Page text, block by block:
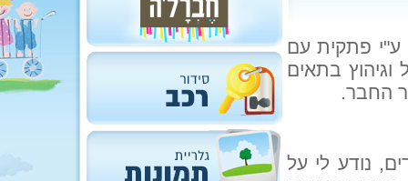
ע"י פתקית עם
בתאים
החבר.
נודע לי על